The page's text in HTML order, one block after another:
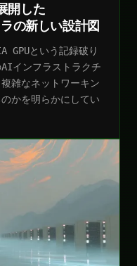
開した
の新しい設計図
という記録破り
インフラストラクチ
雑なネットワーキン
かを明らかにしてい